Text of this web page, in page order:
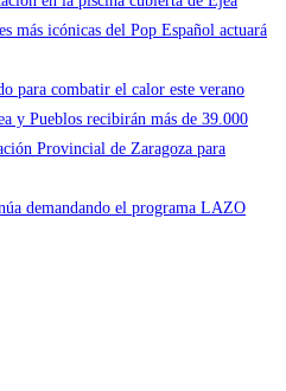
más icónicas del Pop Español actuará
para combatir el calor este verano
y Pueblos recibirán más de 39.000
Provincial de Zaragoza para
demandando el programa LAZO